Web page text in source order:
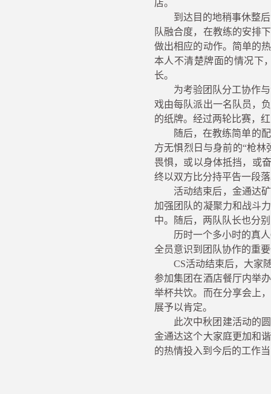
店。
到达目的地稍事休整
队融合度，在教练的安排
做出相应的动作。简单的
本人不清楚牌面的情况下
长。
为考验团队分工协作
戏由每队派出一名队员，
的纸牌。经过两轮比赛，
随后，在教练简单的
方无惧烈日与身前的“枪
畏惧，或以身体抵挡，或
终以双方比分持平告一段
活动结束后，金通达
加强团队的凝聚力和战斗
中。随后，两队队长也分
历时一个多小时的真人
全员意识到团队协作的重
CS活动结束后，大家
参加集团在酒店餐厅内举
举杯共饮。而在分享会上
展予以肯定。
此次中秋团建活动的
金通达这个大家庭更加和
的热情投入到今后的工作当